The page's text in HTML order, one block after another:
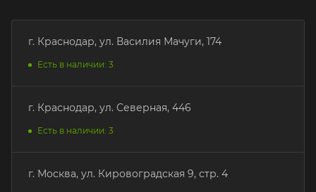
г. Краснодар, ул. Василия Мачуги, 174
Есть в наличии: 3
г. Краснодар, ул. Северная, 446
Есть в наличии: 3
г. Москва, ул. Кировоградская 9, стр. 4